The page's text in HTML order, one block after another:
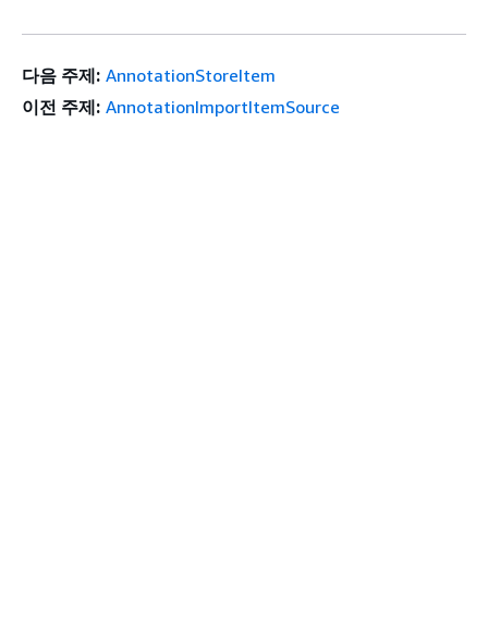
다음 주제: AnnotationStoreItem
이전 주제: AnnotationImportItemSource